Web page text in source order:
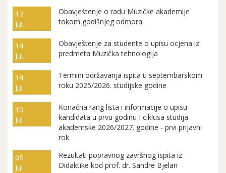
17.
Jul
Obavještenje o radu Muzičke akademije
tokom godišnjeg odmora
14.
Jul
Obavještenje za studente o upisu ocjena iz
predmeta Muzička tehnologija
14.
Jul
Termini održavanja ispita u septembarskom
roku 2025/2026. studijske godine
10.
Jul
Konačna rang lista i informacije o upisu
kandidata u prvu godinu I ciklusa studija
akademske 2026/2027. godine - prvi prijavni
rok
08.
Jul
Rezultati popravnog završnog ispita iz
Didaktike kod prof. dr. Sandre Bjelan